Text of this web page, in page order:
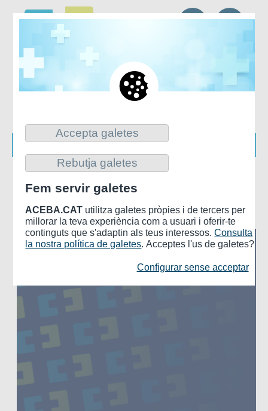
CA ES
Noticias
Accepta galetes
Rebutja galetes
Fem servir galetes
ACEBA.CAT utilitza galetes pròpies i de tercers per
millorar la teva experiència com a usuari i oferir-te
continguts que s'adaptin als teus interessos.Consulta
la nostra política de galetes. Acceptes l'us de galetes?
Configurar sense acceptar